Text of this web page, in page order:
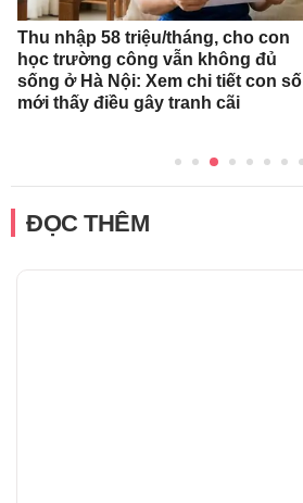
Thu nhập 58 triệu/tháng, cho con
học trường công vẫn không đủ
sống ở Hà Nội: Xem chi tiết con số
mới thấy điều gây tranh cãi
ĐỌC THÊM